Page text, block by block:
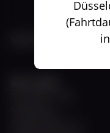
WEISSE